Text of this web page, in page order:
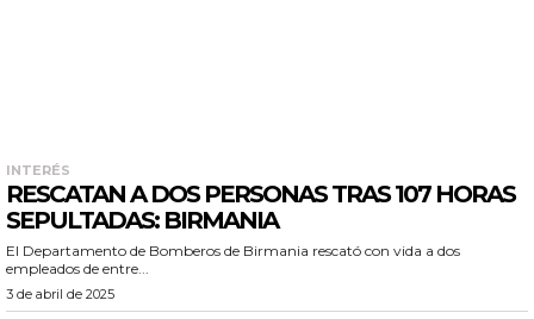
INTERÉS
RESCATAN A DOS PERSONAS TRAS 107 HORAS
SEPULTADAS: BIRMANIA
El Departamento de Bomberos de Birmania rescató con vida a dos
empleados de entre...
3 de abril de 2025